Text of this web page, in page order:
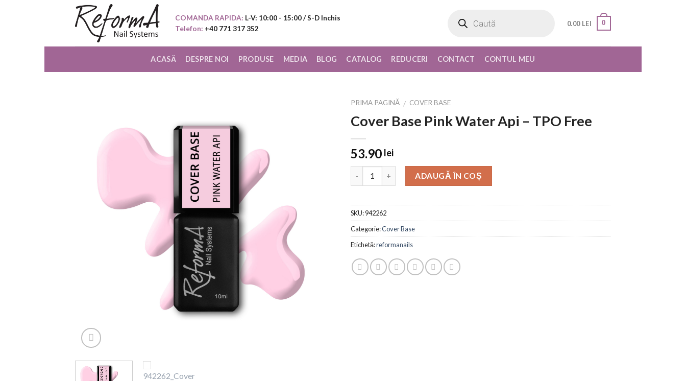
COMANDA RAPIDA: L-V: 10:00 - 15:00 / S-D Inchis
Telefon: +40 771 317 352
search
0.00 LEI 0
ACASĂ DESPRE NOI PRODUSE MEDIA BLOG CATALOG REDUCERI CONTACT CONTUL MEU
PRIMA PAGINĂ / COVER BASE
Cover Base Pink Water Api – TPO Free
53.90 lei
ADAUGĂ ÎN COȘ
SKU:942262
Categorie:Cover Base
Etichetă:reformanails